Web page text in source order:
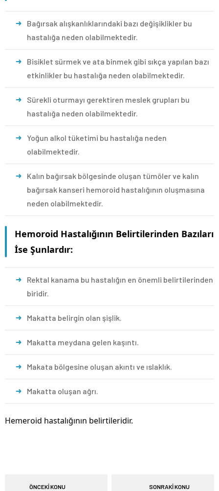
Bağırsak alışkanlıklarındaki bazı değişiklikler bu
hastalığa neden olabilmektedir.
Bisiklet sürmek ve ata binmek gibi sıkça yapılan bazı
etkinlikler bu hastalığa neden olabilmektedir.
Sürekli oturmayı gerektiren meslek grupları bu
hastalığa neden olabilmektedir.
Yoğun alkol tüketimi bu hastalığa neden
olabilmektedir.
Kalın bağırsak bölgesinde oluşan tümöler ve kalın
bağırsak kanseri hemoroid hastalığının oluşmasına
neden olabilmektedir.
Hemoroid Hastalığının Belirtilerinden Bazıları
İse Şunlardır:
Rektal kanama bu hastalığın en önemli belirtilerinden
biridir.
Makatta belirgin olan şişlik.
Makatta meydana gelen kaşıntı.
Makata bölgesine oluşan akıntı ve ıslaklık.
Makatta oluşan ağrı.
Hemeroid hastalığının belirtileridir.
ÖNCEKİ KONU SONRAKİ KONU